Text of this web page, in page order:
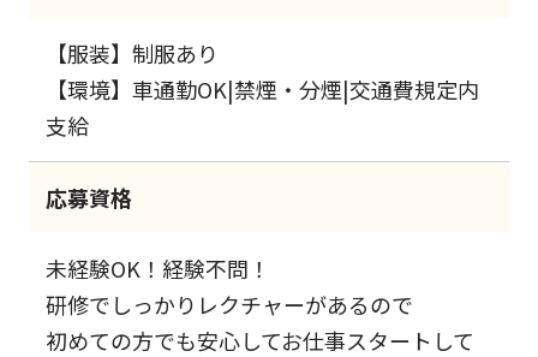
【服装】制服あり
【環境】車通勤OK|禁煙・分煙|交通費規定内
支給
応募資格
未経験OK！経験不問！
研修でしっかりレクチャーがあるので
初めての方でも安心してお仕事スタートして